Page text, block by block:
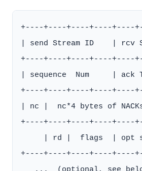
+----+----+----+----+----
| send Stream ID    | rcv
+----+----+----+----+----
| sequence  Num     |
+----+----+----+----+----
| nc |  nc*4 bytes of
+----+----+----+----+----
| rd |  flags  | opt
+----+----+----+----+----